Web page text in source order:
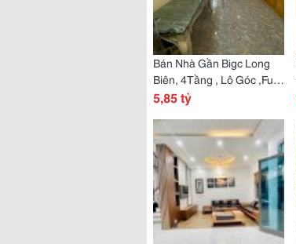
Bán Nhà Gần Bigc Long
Biên, 4Tầng , Lô Góc ,Full
Nội Thất 56M2, Chỉ 5.85
5,85 tỷ